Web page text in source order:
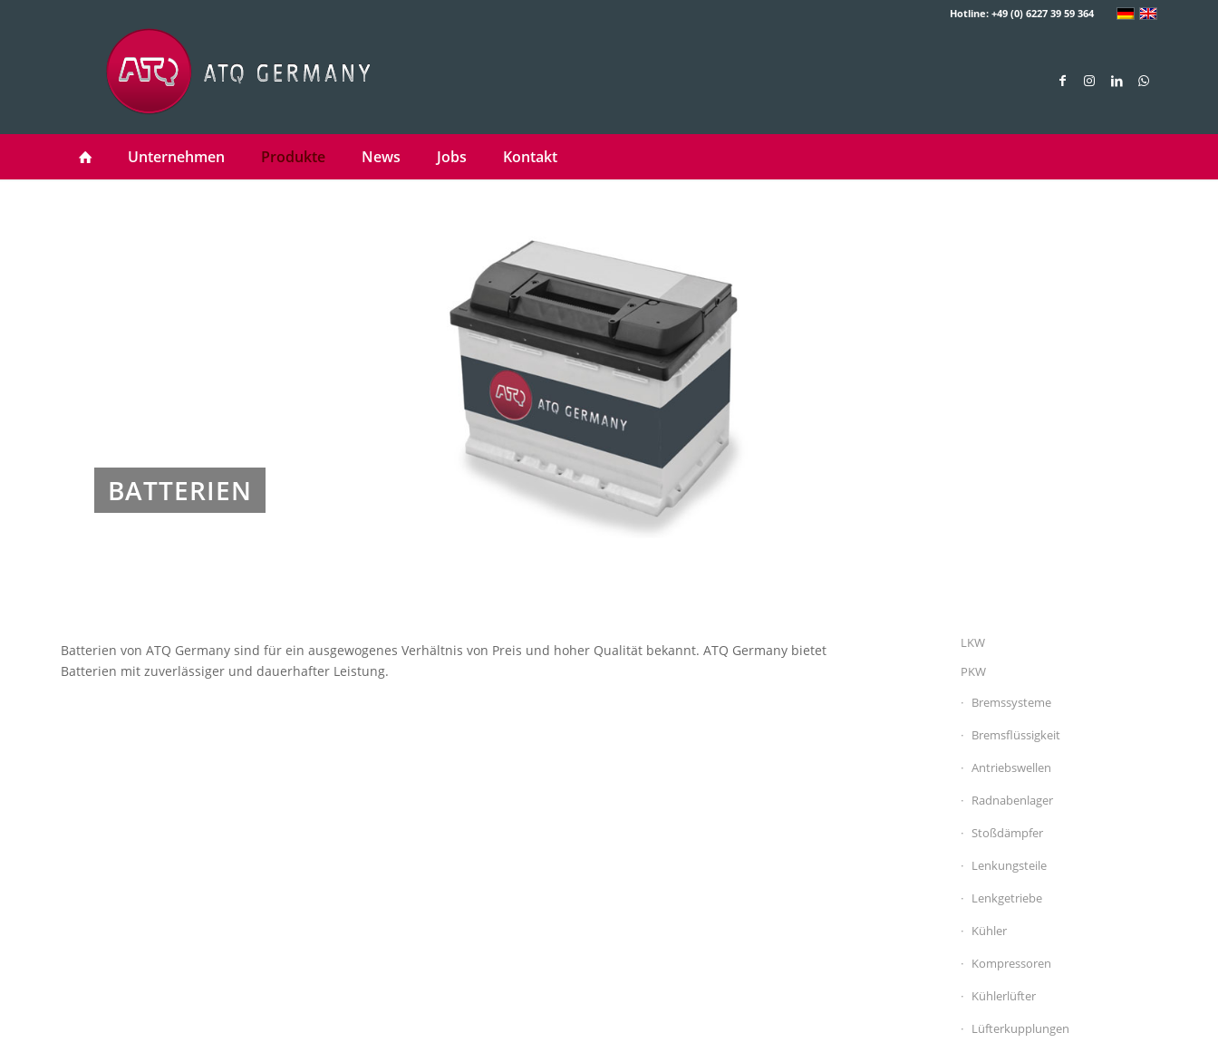
Hotline: +49 (0) 6227 39 59 364
Unternehmen Produkte News Jobs Kontakt
BATTERIEN
Batterien von ATQ Germany sind für ein ausgewogenes Verhältnis von Preis und hoher Qualität bekannt. ATQ Germany bietet
Batterien mit zuverlässiger und dauerhafter Leistung.
LKW
PKW
Bremssysteme
Bremsflüssigkeit
Antriebswellen
Radnabenlager
Stoßdämpfer
Lenkungsteile
Lenkgetriebe
Kühler
Kompressoren
Kühlerlüfter
Lüfterkupplungen